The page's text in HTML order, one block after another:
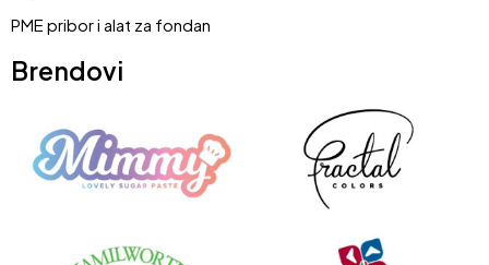
PME pribor i alat za fondan
Brendovi